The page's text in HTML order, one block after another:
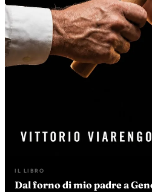
IL LIBRO
Dal forno di mio padre a